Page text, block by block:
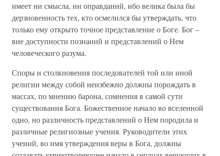
имеет ни смысла, ни оправданий, ибо велика была бы
дерзновенность тех, кто осмелился бы утверждать, что
только ему открыто точное представление о Боге. Бог –
вне доступности познаний и представлений о Нем
человеческого разума.
Споры и столкновения последователей той или иной
религии между собой неизбежно должны порождать в
массах, по мнению барона, сомнения в самой сути
существования Бога. Божественное начало во вселенной
одно, но различность представлений о Нем породила и
различные религиозные учения. Руководители этих
учений, во имя утверждения веры в Бога, должны